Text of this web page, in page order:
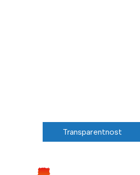
Transparentnost